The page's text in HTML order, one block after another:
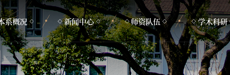
系概况
本系简介
新闻中心
新闻动态
师资队伍
在职教师
学术科研
学术活动